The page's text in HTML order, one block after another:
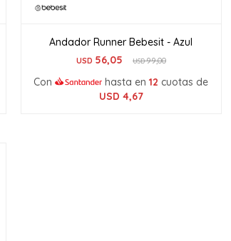
Andador Runner Bebesit - Azul
USD 56,05 USD99,00
Con hasta en12 cuotas de
USD 4,67